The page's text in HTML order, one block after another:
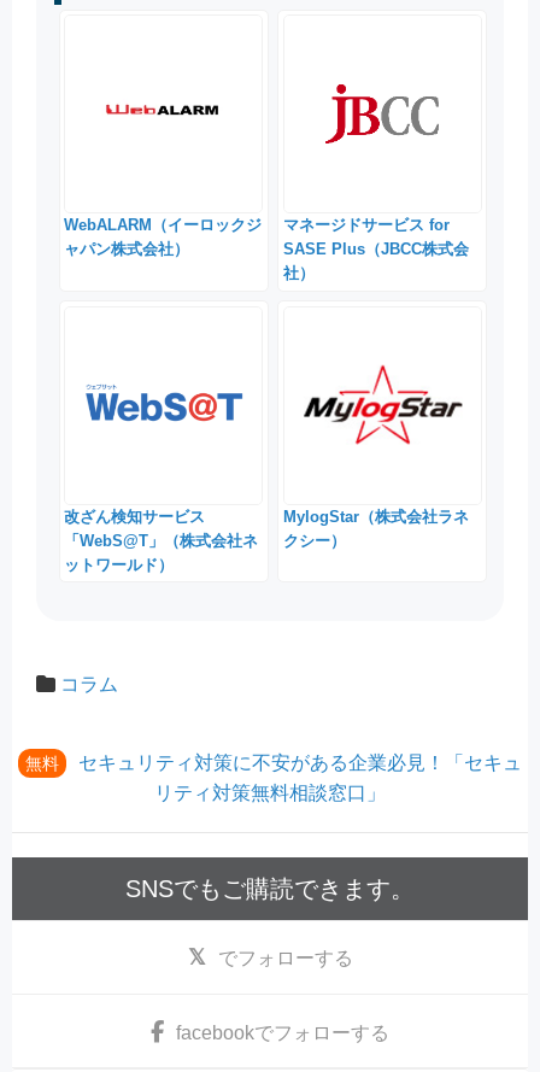
WebALARM（イーロックジ
ャパン株式会社）
マネージドサービス for
SASE Plus（JBCC株式会
社）
改ざん検知サービス
「WebS@T」（株式会社ネ
ットワールド）
MylogStar（株式会社ラネ
クシー）
コラム
無料
セキュリティ対策に不安がある企業必見！「セキュ
リティ対策無料相談窓口」
SNSでもご購読できます。
でフォローする
facebookでフォローする